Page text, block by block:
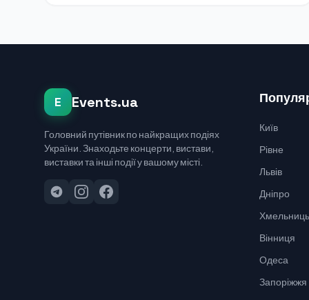
E Events.ua
Головний путівник по найкращих подіях
України. Знаходьте концерти, вистави,
виставки та інші події у вашому місті.
Київ
Рівне
Львів
Дніпро
Вінниця
Одеса
Запоріжжя